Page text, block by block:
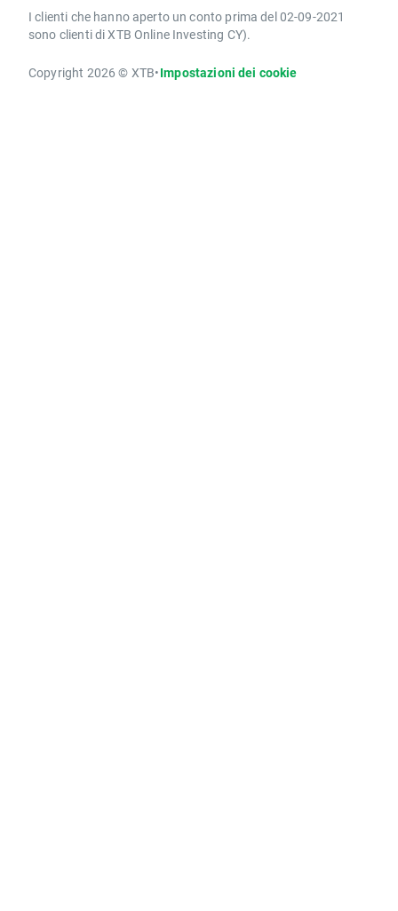
I clienti che hanno aperto un conto prima del 02-09-2021
sono clienti di XTB Online Investing CY).
Copyright 2026 © XTB•Impostazioni dei cookie